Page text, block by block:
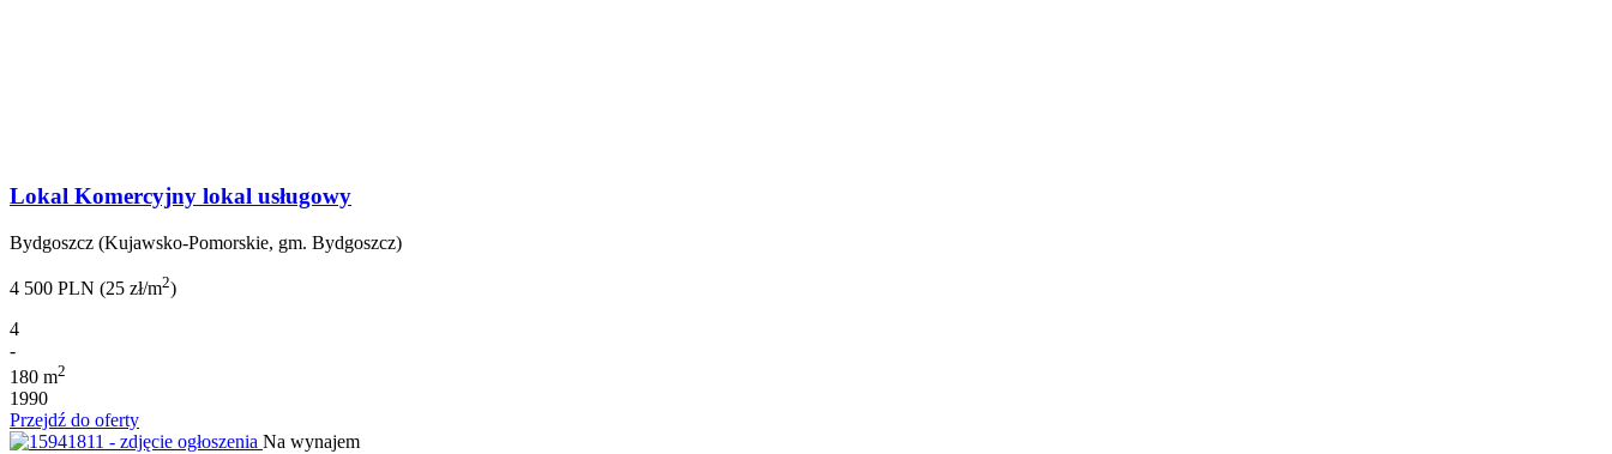
Lokal Komercyjny lokal usługowy
Bydgoszcz (Kujawsko-Pomorskie, gm. Bydgoszcz)
4 500 PLN (25 zł/m2)
4
-
180 m2
1990
Przejdź do oferty
Na wynajem